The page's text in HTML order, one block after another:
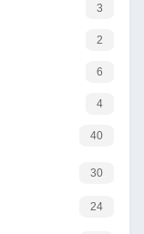
3
2
6
4
40
30
24